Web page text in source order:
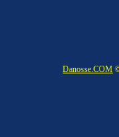
Danosse.COM